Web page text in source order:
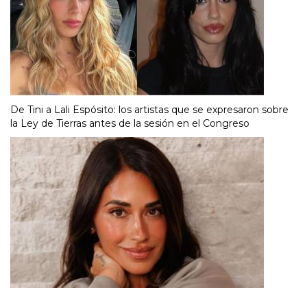
De Tini a Lali Espósito: los artistas que se expresaron sobre
la Ley de Tierras antes de la sesión en el Congreso